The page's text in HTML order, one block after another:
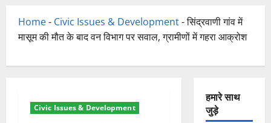
Home- Civic Issues & Development-सिंद्रवाणी गांव में
मासूम की मौत के बाद वन विभाग पर सवाल, ग्रामीणों में गहरा आक्रोश
Civic Issues & Development
हमारे साथ
जुड़े